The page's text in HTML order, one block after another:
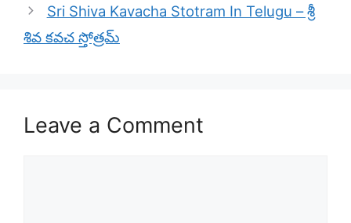
Sri Shiva Kavacha Stotram In Telugu – శ్రీ
శివ కవచ స్తోత్రమ్
Leave a Comment